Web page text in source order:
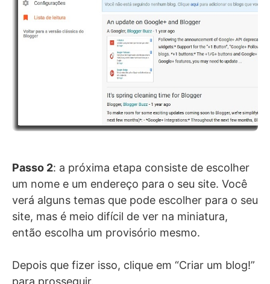
Passo 2: a próxima etapa consiste de escolher
um nome e um endereço para o seu site. Você
verá alguns temas que pode escolher para o seu
site, mas é meio difícil de ver na miniatura,
então escolha um provisório mesmo.
Depois que fizer isso, clique em “Criar um blog!”
para prosseguir.